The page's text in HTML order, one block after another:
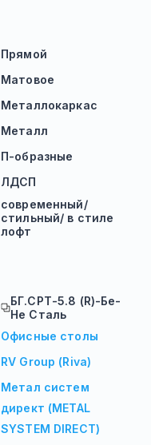
Прямой
Матовое
Mеталлокаркас
Металл
П-образные
ЛДСП
современный/
стильный/ в стиле
лофт
БГ.СРТ-5.8 (R)-Бе-
Не Сталь
Офисные столы
RV Group (Riva)
Метал систем
директ (METAL
SYSTEM DIRECT)